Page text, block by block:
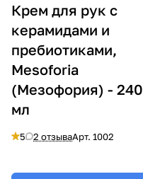
Крем для рук с
керамидами и
пребиотиками,
Mesoforia
(Мезофория) - 240
мл
5 2 отзываАрт. 1002